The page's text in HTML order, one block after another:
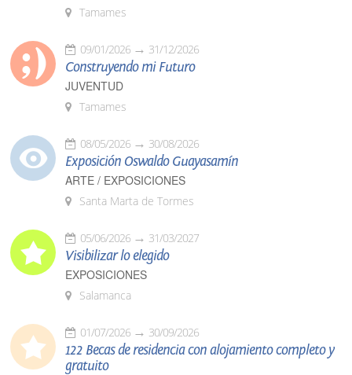
Tamames
09/01/2026 31/12/2026
Construyendo mi Futuro
JUVENTUD
Tamames
08/05/2026 30/08/2026
Exposición Oswaldo Guayasamín
ARTE / EXPOSICIONES
Santa Marta de Tormes
05/06/2026 31/03/2027
Visibilizar lo elegido
EXPOSICIONES
Salamanca
01/07/2026 30/09/2026
122 Becas de residencia con alojamiento completo y
gratuito